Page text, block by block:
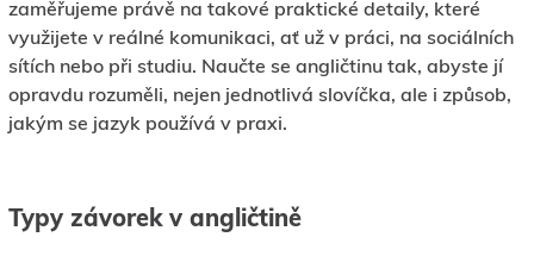
zaměřujeme právě na takové praktické detaily, které
využijete v reálné komunikaci, ať už v práci, na sociálních
sítích nebo při studiu. Naučte se angličtinu tak, abyste jí
opravdu rozuměli, nejen jednotlivá slovíčka, ale i způsob,
jakým se jazyk používá v praxi.
Typy závorek v angličtině